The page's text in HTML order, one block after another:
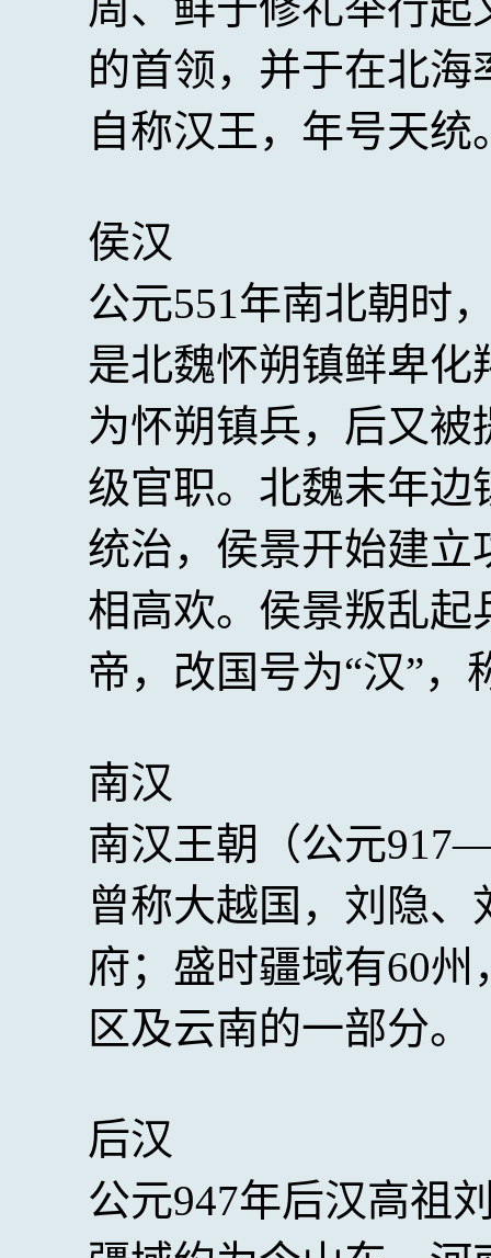
的首领，并于在北
自称汉王，年号天统
侯汉
公元551年南北朝时
是北魏怀朔镇鲜卑
为怀朔镇兵，后又
级官职。北魏末年
统治，侯景开始建
相高欢。侯景叛乱
帝，改国号为“汉”，
南汉
南汉王朝（公元
曾称大越国，刘隐
府；盛时疆域有60
区及云南的一部分。
后汉
公元947年后汉高祖